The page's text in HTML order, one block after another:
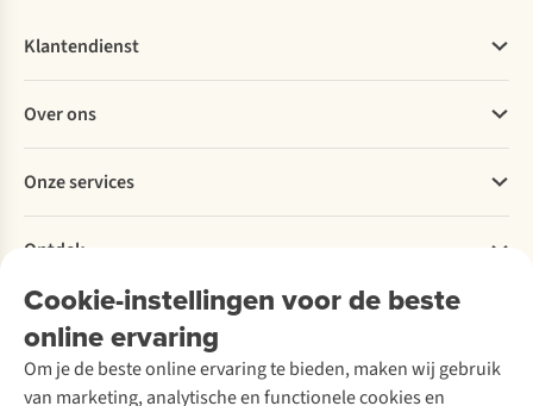
Cookie-instellingen voor de beste
online ervaring
Om je de beste online ervaring te bieden, maken wij gebruik
van marketing, analytische en functionele cookies en
Klantendienst
Bestellen
Betalen
Levering
Retourneren
Bestelling herroepen
Garantie
Contact
Over ons
Explore More
Verantwoord ondernemen
Over Ayacucho
Onze winkels
Over A.S.Adventure
Toegankelijkheidsverklaring
Onze services
Ski-onderhoud
Wasservice
Schoenonderhoud
Schoenherstelling
Ontdek
A.S.Magazine
Podcast
Explore Academy
Explore Camp